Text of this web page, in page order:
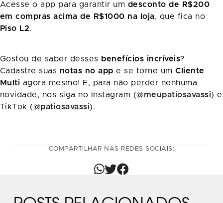
Acesse o app para garantir um desconto de R$200
em compras acima de R$1000 na loja, que fica no
Piso L2.
Gostou de saber desses benefícios incríveis?
Cadastre suas notas no app e se torne um Cliente
Multi agora mesmo! E, para não perder nenhuma
novidade, nos siga no Instagram (@meupatiosavassi) e
TikTok (@patiosavassi).
COMPARTILHAR NAS REDES SOCIAIS: